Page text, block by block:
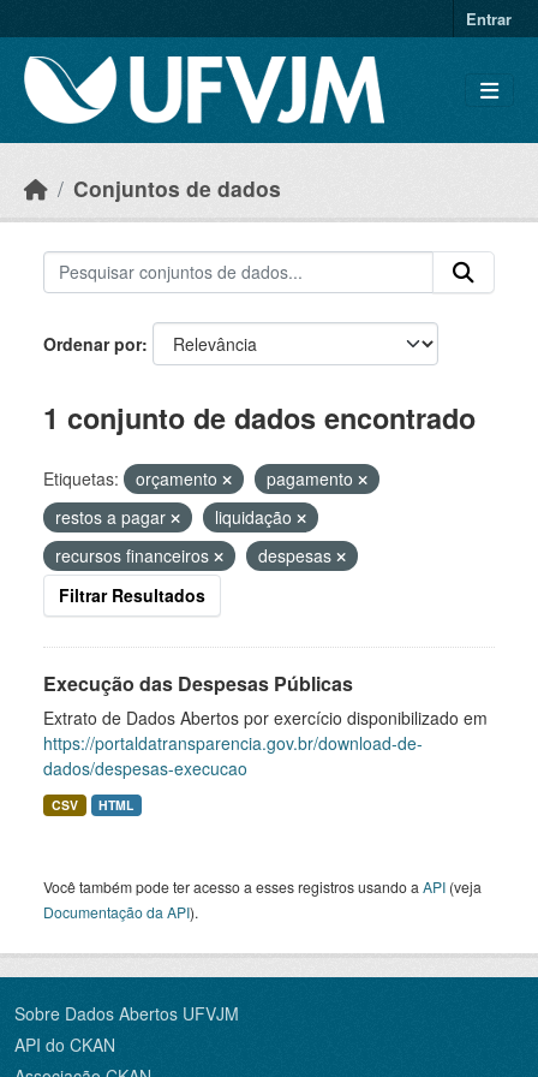
Entrar
Conjuntos de dados
Ordenar por
1 conjunto de dados encontrado
Etiquetas: orçamento
pagamento
restos a pagar
liquidação
recursos financeiros
despesas
Filtrar Resultados
Execução das Despesas Públicas
Extrato de Dados Abertos por exercício disponibilizado em
https://portaldatransparencia.gov.br/download-de-
dados/despesas-execucao
CSV HTML
Você também pode ter acesso a esses registros usando a API (veja
Documentação da API).
Sobre Dados Abertos UFVJM
API do CKAN